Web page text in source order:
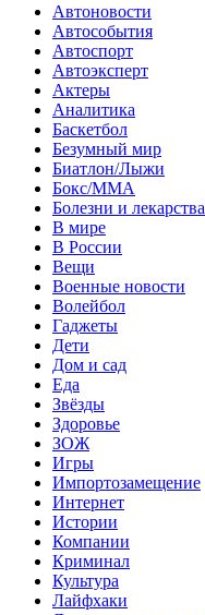
Автоновости
Автособытия
Автоспорт
Автоэксперт
Актеры
Аналитика
Баскетбол
Безумный мир
Биатлон/Лыжи
Бокс/MMA
Болезни и лекарства
В мире
В России
Вещи
Военные новости
Волейбол
Гаджеты
Дети
Дом и сад
Еда
Звёзды
Здоровье
ЗОЖ
Игры
Импортозамещение
Интернет
Истории
Компании
Криминал
Культура
Лайфхаки